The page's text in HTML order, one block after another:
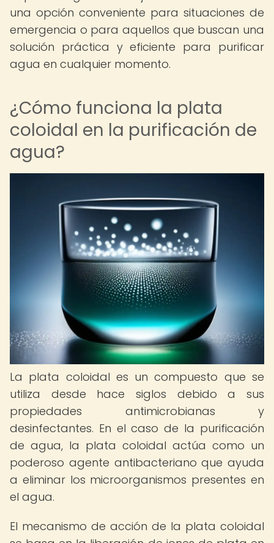
una opción conveniente para situaciones de
emergencia o para aquellos que buscan una
solución práctica y eficiente para purificar
agua en cualquier momento.
¿Cómo funciona la plata
coloidal en la purificación de
agua?
La plata coloidal es un compuesto que se
utiliza desde hace siglos debido a sus
propiedades antimicrobianas y
desinfectantes. En el caso de la purificación
de agua, la plata coloidal actúa como un
poderoso agente antibacteriano que ayuda
a eliminar los microorganismos presentes en
el agua.
El mecanismo de acción de la plata coloidal